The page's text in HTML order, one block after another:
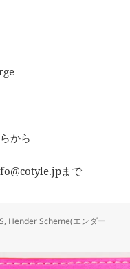
から
まで
, Hender Scheme(エンダー
と販売開始のお知らせ に